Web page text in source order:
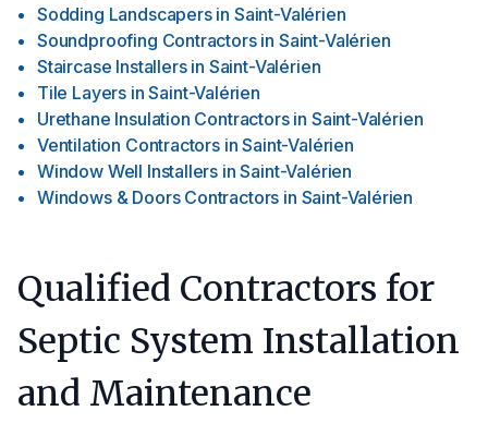
Sodding Landscapers in Saint-Valérien
Soundproofing Contractors in Saint-Valérien
Staircase Installers in Saint-Valérien
Tile Layers in Saint-Valérien
Urethane Insulation Contractors in Saint-Valérien
Ventilation Contractors in Saint-Valérien
Window Well Installers in Saint-Valérien
Windows & Doors Contractors in Saint-Valérien
Qualified Contractors for
Septic System Installation
and Maintenance